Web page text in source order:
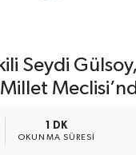
Seydi
1 DK
OKUNMA SÜRESI